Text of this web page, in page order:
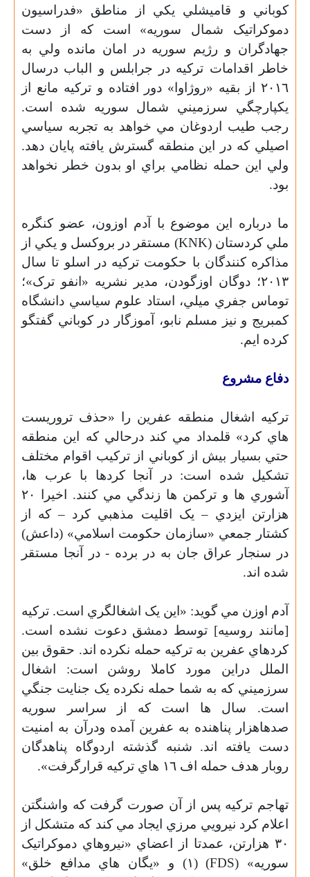
کوباني و قاميشلي يکي از مناطق «فدراسيون
دموکراتيک شمال سوريه» است که از دست
جهادگران و رژيم سوريه در امان مانده ولي به
خاطر اقدامات ترکيه در جرابلس و الباب درسال
٢٠١٦ از بقيه «روژاوا» دور افتاده و ترکيه مانع از
يکپارچگي سرزميني شمال سوريه شده است.
رجب طيب اردوغان مي خواهد به تجربه سياسي
اصيلي که در اين منطقه گسترش يافته پايان دهد.
ولي اين حمله نظامي براي او بدون خطر نخواهد
بود.
ما درباره اين موضوع با آدم اوزون، عضو کنگره
ملي کردستان (KNK) مستقر در بروکسل و يکي از
مذاکره کنندگان با حکومت ترکيه در اسلو تا سال
٢٠١٣؛ دوگان اوزگودن، مدير نشريه «انفو ترک»؛
توماس جفري ميلي، استاد علوم سياسي دانشگاه
کمبريج و نيز مسلم نابو، آموزگار در کوباني گفتگو
کرده ايم.
دفاع مشروع
ترکيه اشغال منطقه عفرين را «حذف تروريست
هاي کرد» قلمداد مي کند درحالي که اين منطقه
حتي بسيار بيش از کوباني از ترکيب اقوام مختلف
تشکيل شده است: در آنجا کردها با عرب ها،
آشوري ها و ترکمن ها زندگي مي کنند. اخيرا ٢٠
هزارتن ايزدي – يک اقليت مذهبي کرد – که از
کشتار جمعي «سازمان حکومت اسلامي» (داعش)
در سنجار عراق جان به در برده - در آنجا مستقر
شده اند.
آدم اوزن مي گويد: «اين يک اشغالگري است. ترکيه
[مانند روسيه] توسط دمشق دعوت نشده است.
کردهاي عفرين به ترکيه حمله نکرده اند. حقوق بين
الملل دراين مورد کاملا روشن است: اشغال
سرزميني که به شما حمله نکرده يک جنايت جنگي
است. سال ها است که از سراسر سوريه
صدهاهزار پناهنده به عفرين آمده ودرآن به امنيت
دست يافته اند. شنبه گذشته اردوگاه پناهدگان
روبار هدف حمله اف ١٦ هاي ترکيه قرارگرفت».
تهاجم ترکيه پس از آن صورت گرفت که واشنگتن
اعلام کرد نيرويي مرزي ايجاد مي کند که متشکل از
٣٠ هزارتن، عمدتا از اعضاي «نيروهاي دموکراتيک
سوريه» (FDS
) (١) و «يگان هاي مدافع خلق»